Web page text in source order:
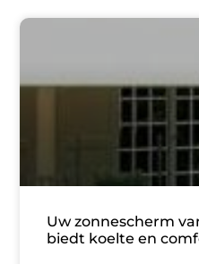
Uw zonnescherm
biedt koelte en